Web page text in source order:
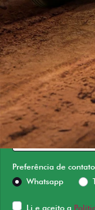
Versão escolhida
Preferência de
Whatsapp
Li e aceito a